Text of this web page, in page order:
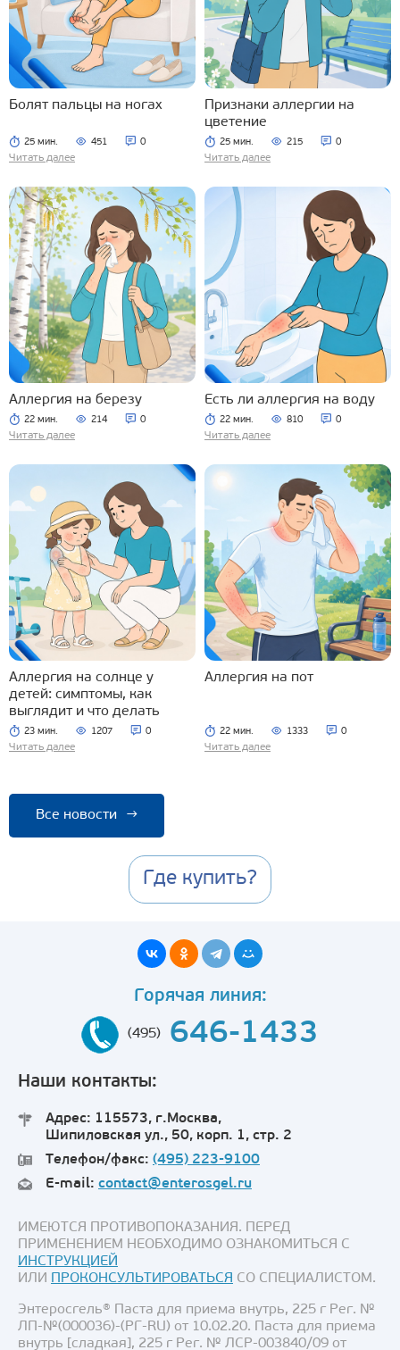
Болят пальцы на ногах
25 мин. 451 0
Читать далее
Признаки аллергии на
цветение
25 мин. 215 0
Читать далее
Аллергия на березу
22 мин. 214 0
Читать далее
Есть ли аллергия на воду
22 мин. 810 0
Читать далее
Аллергия на солнце у
детей: симптомы, как
выглядит и что делать
23 мин. 1207 0
Читать далее
Аллергия на пот
22 мин. 1333 0
Читать далее
Все новости →
Где купить?
Горячая линия:
(495) 646-1433
Наши контакты:
Адрес: 115573, г.Москва,
Шипиловская ул., 50, корп. 1, стр. 2
Телефон/факс: (495) 223-9100
E-mail: contact@enterosgel.ru
ИМЕЮТСЯ ПРОТИВОПОКАЗАНИЯ. ПЕРЕД
ПРИМЕНЕНИЕМ НЕОБХОДИМО ОЗНАКОМИТЬСЯ С
ИНСТРУКЦИЕЙ
ИЛИ ПРОКОНСУЛЬТИРОВАТЬСЯ СО СПЕЦИАЛИСТОМ.
Энтеросгель® Паста для приема внутрь, 225 г Рег. №
ЛП-№(000036)-(РГ-RU) от 10.02.20. Паста для приема
внутрь [сладкая], 225 г Рег. № ЛСР-003840/09 от